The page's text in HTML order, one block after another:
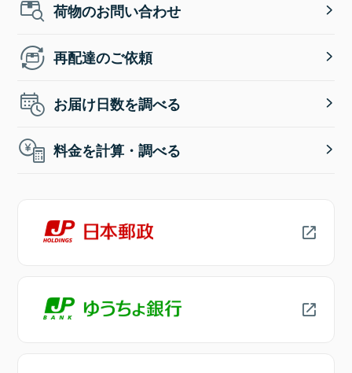
荷物のお問い合わせ
再配達のご依頼
お届け日数を調べる
料金を計算・調べる